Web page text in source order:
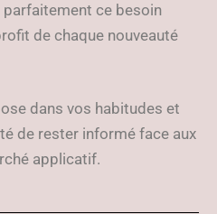
ce besoin
de chaque nouveauté
dans vos habitudes et
de rester informé face aux
applicatif.